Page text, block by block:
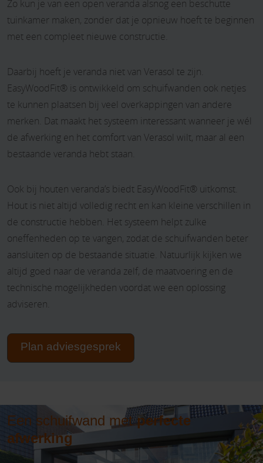
Zo kun je van een open veranda alsnog een beschutte
tuinkamer maken, zonder dat je opnieuw hoeft te beginnen
met een compleet nieuwe constructie.
Daarbij hoeft je veranda niet van Verasol te zijn.
EasyWoodFit® is ontwikkeld om schuifwanden ook netjes
te kunnen plaatsen bij veel overkappingen van andere
merken. Dat maakt het systeem interessant wanneer je wél
de afwerking en het comfort van Verasol wilt, maar al een
bestaande veranda hebt staan.
Ook bij houten veranda’s biedt EasyWoodFit® uitkomst.
Hout is niet altijd volledig recht en kan kleine verschillen in
de constructie hebben. Het systeem helpt zulke
oneffenheden op te vangen, zodat de schuifwanden beter
aansluiten op de bestaande situatie. Natuurlijk kijken we
altijd goed naar de veranda zelf, de maatvoering en de
technische mogelijkheden voordat we een oplossing
adviseren.
Plan adviesgesprek
Een schuifwand metperfecte
afwerking